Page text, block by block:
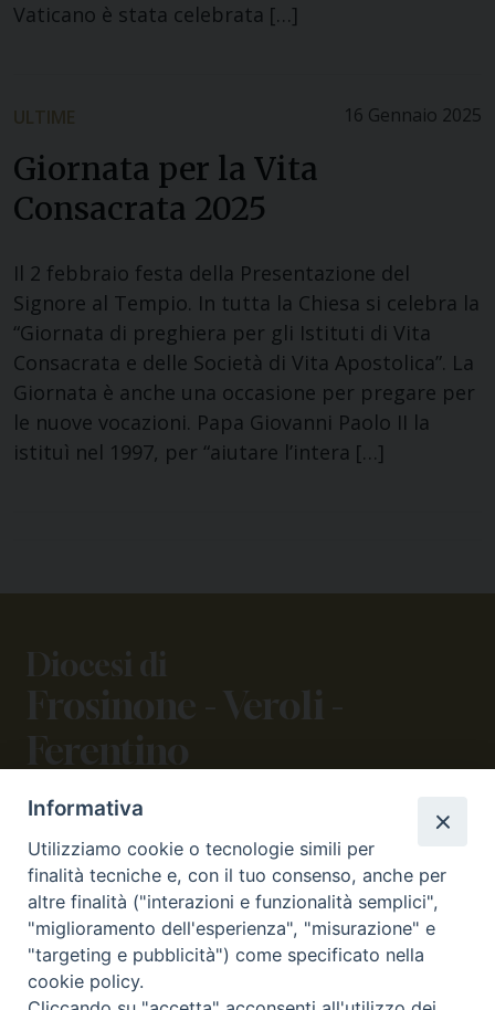
Vaticano è stata celebrata […]
16 Gennaio 2025
ULTIME
Giornata per la Vita
Consacrata 2025
Il 2 febbraio festa della Presentazione del
Signore al Tempio. In tutta la Chiesa si celebra la
“Giornata di preghiera per gli Istituti di Vita
Consacrata e delle Società di Vita Apostolica”. La
Giornata è anche una occasione per pregare per
le nuove vocazioni. Papa Giovanni Paolo II la
istituì nel 1997, per “aiutare l’intera […]
Diocesi di
Frosinone - Veroli -
Ferentino
CONTATTI
viale Volsci 105 (ex via dei Monti Lepini)
03100 Frosinone (FR)
tel. 0775.290973 - 0775.290852
curia@diocesifrosinone.it
Informativa
Utilizziamo cookie o tecnologie simili per
finalità tecniche e, con il tuo consenso, anche per
altre finalità ("interazioni e funzionalità semplici",
"miglioramento dell'esperienza", "misurazione" e
"targeting e pubblicità") come specificato nella
cookie policy.